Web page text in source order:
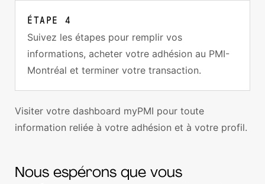
ÉTAPE 4
Suivez les étapes pour remplir vos
informations, acheter votre adhésion au PMI-
Montréal et terminer votre transaction.
Visiter votre dashboard myPMI pour toute
information reliée à votre adhésion et à votre profil.
Nous espérons que vous